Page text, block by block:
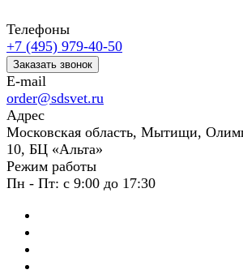
Телефоны
+7 (495) 979-40-50
Заказать звонок
E-mail
order@sdsvet.ru
Адрес
Московская область, Мытищи,
10, БЦ «Альта»
Режим работы
Пн - Пт: с 9:00 до 17:30